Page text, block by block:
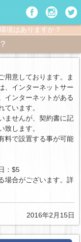
境はありますか？
用意しております。ま
、インターネットサー
インターネットがある
ています。
ませんが、契約書に記
致します。
料で設置する事が可能
：$5
場合がございます。詳
2016年2月15日